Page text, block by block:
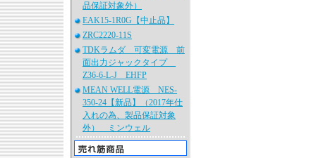
品保証対象外）
EAK15-1R0G【中止品】
ZRC2220-11S
TDKラムダ 可変電源 前
面出力ジャックタイプ
Z36-6-L-J EHFP
MEAN WELL電源 NES-
350-24【新品】（2017年仕
入れの為、製品保証対象
外） ミンウェル